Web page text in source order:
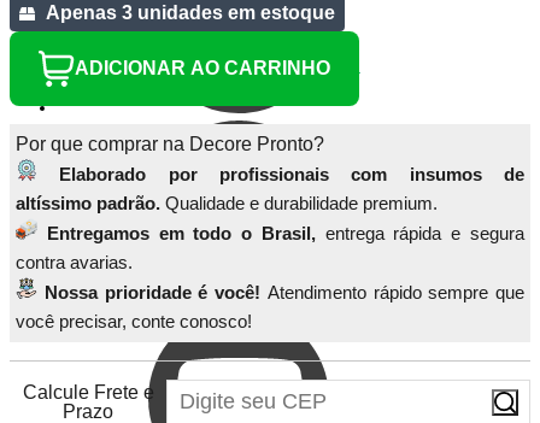
Apenas 3 unidades em estoque
ADICIONAR AO CARRINHO
Por que comprar na Decore Pronto?
Elaborado por profissionais com insumos de
altíssimo padrão. Qualidade e durabilidade premium.
Entregamos em todo o Brasil, entrega rápida e segura
contra avarias.
Nossa prioridade é você! Atendimento rápido sempre que
você precisar, conte conosco!
Calcule Frete e
Prazo